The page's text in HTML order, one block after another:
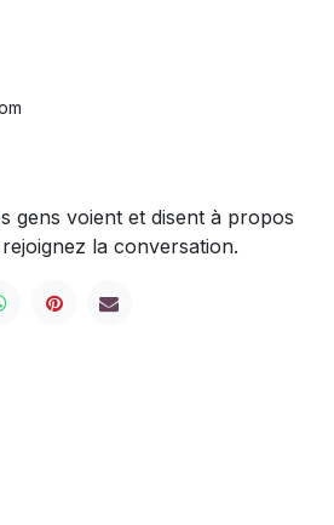
gens voient et disent à propos
la conversation.